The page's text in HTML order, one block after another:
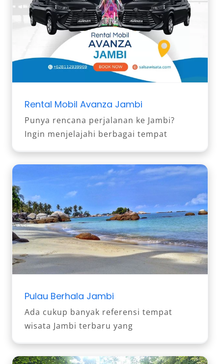
Rental Mobil Avanza Jambi
Punya rencana perjalanan ke Jambi?
Ingin menjelajahi berbagai tempat
Pulau Berhala Jambi
Ada cukup banyak referensi tempat
wisata Jambi terbaru yang